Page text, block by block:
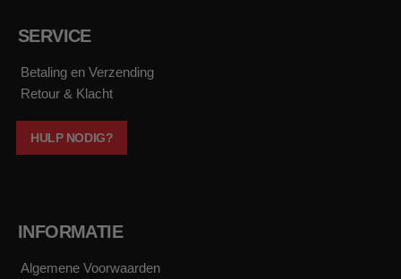
b
o
k
a
g
m
SERVICE
Betaling en Verzending
Retour & Klacht
HULP NODIG?
INFORMATIE
Algemene Voorwaarden